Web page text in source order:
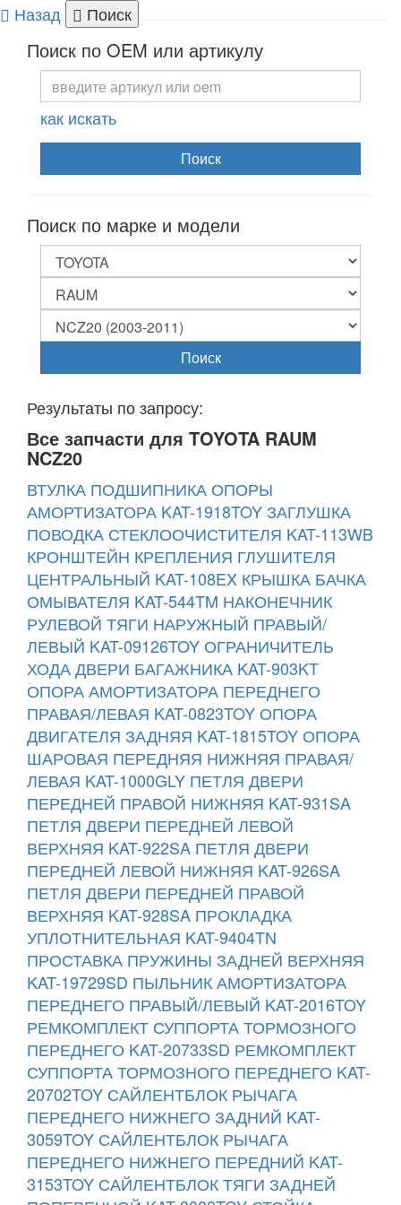
Назад Поиск
Поиск по OEM или артикулу
как искать
Поиск
Поиск по марке и модели
Поиск
Результаты по запросу:
Все запчасти для TOYOTA RAUM
NCZ20
ВТУЛКА ПОДШИПНИКА ОПОРЫ
АМОРТИЗАТОРА KAT-1918TOYЗАГЛУШКА
ПОВОДКА СТЕКЛООЧИСТИТЕЛЯ KAT-113WB
КРОНШТЕЙН КРЕПЛЕНИЯ ГЛУШИТЕЛЯ
ЦЕНТРАЛЬНЫЙ KAT-108EX КРЫШКА БАЧКА
ОМЫВАТЕЛЯ KAT-544TM НАКОНЕЧНИК
РУЛЕВОЙ ТЯГИ НАРУЖНЫЙ ПРАВЫЙ/
ЛЕВЫЙ KAT-09126TOY ОГРАНИЧИТЕЛЬ
ХОДА ДВЕРИ БАГАЖНИКА KAT-903KT
ОПОРА АМОРТИЗАТОРА ПЕРЕДНЕГО
ПРАВАЯ/ЛЕВАЯ KAT-0823TOY ОПОРА
ДВИГАТЕЛЯ ЗАДНЯЯ KAT-1815TOY ОПОРА
ШАРОВАЯ ПЕРЕДНЯЯ НИЖНЯЯ ПРАВАЯ/
ЛЕВАЯ KAT-1000GLY ПЕТЛЯ ДВЕРИ
ПЕРЕДНЕЙ ПРАВОЙ НИЖНЯЯ KAT-931SA
ПЕТЛЯ ДВЕРИ ПЕРЕДНЕЙ ЛЕВОЙ
ВЕРХНЯЯ KAT-922SA ПЕТЛЯ ДВЕРИ
ПЕРЕДНЕЙ ЛЕВОЙ НИЖНЯЯ KAT-926SA
ПЕТЛЯ ДВЕРИ ПЕРЕДНЕЙ ПРАВОЙ
ВЕРХНЯЯ KAT-928SA ПРОКЛАДКА
УПЛОТНИТЕЛЬНАЯ KAT-9404TN
ПРОСТАВКА ПРУЖИНЫ ЗАДНЕЙ ВЕРХНЯЯ
KAT-19729SD ПЫЛЬНИК АМОРТИЗАТОРА
ПЕРЕДНЕГО ПРАВЫЙ/ЛЕВЫЙ KAT-2016TOY
РЕМКОМПЛЕКТ СУППОРТА ТОРМОЗНОГО
ПЕРЕДНЕГО KAT-20733SD РЕМКОМПЛЕКТ
СУППОРТА ТОРМОЗНОГО ПЕРЕДНЕГО KAT-
20702TOY САЙЛЕНТБЛОК РЫЧАГА
ПЕРЕДНЕГО НИЖНЕГО ЗАДНИЙ KAT-
3059TOY САЙЛЕНТБЛОК РЫЧАГА
ПЕРЕДНЕГО НИЖНЕГО ПЕРЕДНИЙ KAT-
3153TOY САЙЛЕНТБЛОК ТЯГИ ЗАДНЕЙ